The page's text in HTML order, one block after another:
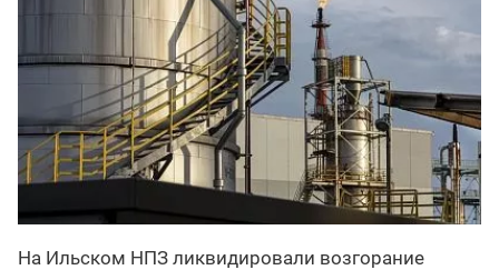
На Ильском НПЗ ликвидировали возгорание